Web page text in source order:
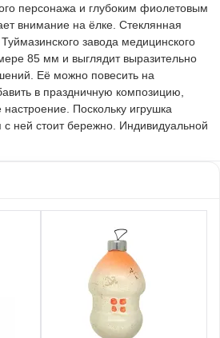
персонажа и глубоким фиолетовым
внимание на ёлке. Стеклянная
завода медицинского
85 мм и выглядит выразительно
Её можно повесить на
в праздничную композицию,
настроение. Поскольку игрушка
ней стоит бережно. Индивидуальной